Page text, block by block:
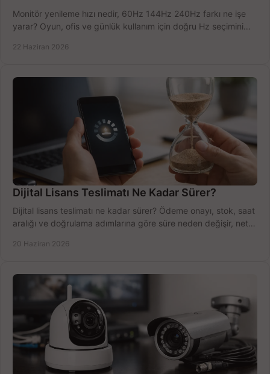
Monitör yenileme hızı nedir, 60Hz 144Hz 240Hz farkı ne işe
yarar? Oyun, ofis ve günlük kullanım için doğru Hz seçimini
22 Haziran 2026
Dijital Lisans Teslimatı Ne Kadar Sürer?
Dijital lisans teslimatı ne kadar sürer? Ödeme onayı, stok, saat
aralığı ve doğrulama adımlarına göre süre neden değişir, net
20 Haziran 2026